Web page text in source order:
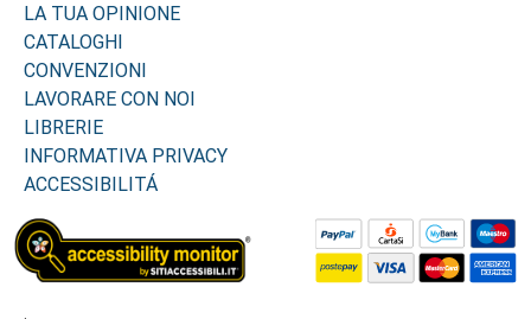
LA TUA OPINIONE
CATALOGHI
CONVENZIONI
LAVORARE CON NOI
LIBRERIE
INFORMATIVA PRIVACY
ACCESSIBILITÁ